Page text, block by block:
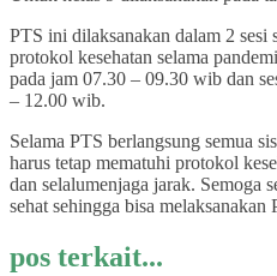
PTS ini dilaksanakan dalam 2 sesi
protokol kesehatan selama
pada jam 07.30 – 09.30 wib dan
– 12.00 wib.
Selama PTS berlangsung semua
harus tetap mematuhi protokol
dan selalumenjaga jarak. Semoga
sehat sehingga bisa melaksanakan
pos terkait...